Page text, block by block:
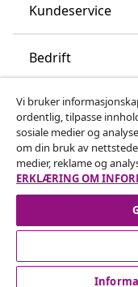
Kundeservice
Bedrift
vidaXL
Oppdag mer
© 2008-2026 vidaXL
Vi bruker
ordentlig, tilpasse
sosiale medier og
om din bruk av
medier, reklame og
ERKLÆRING OM